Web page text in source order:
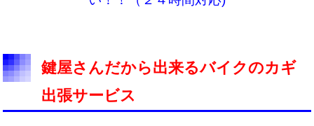
鍵屋さんだから出来るバイクのカギ
出張サービス